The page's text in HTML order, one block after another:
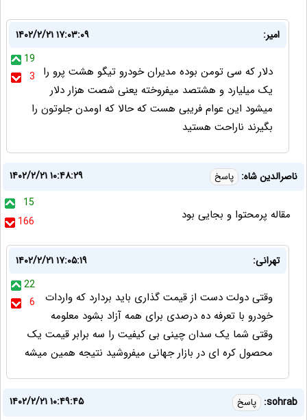
امیر:
۱۴۰۲/۲/۲۱ ۱۷:۰۳:۰۹
19
3
دلار که سی تومن بوده مدیران خودرو تیگو هشت پرو را
یک میلیارد و هشتصد میفروخته یعنی شصت هزار دلار
میشود این عوام فریبی هست که حالا که اومدن جلوتون را
بگیرند ناراحت هستید
ناصرالدین شاه: پاسخ
۱۴۰۲/۲/۲۱ ۱۰:۴۸:۲۹
15
166
مقاله پرمحتوا و بجایی بود
تهرانی:
۱۴۰۲/۲/۲۱ ۱۷:۰۵:۱۹
22
6
وقتی دولت دست از قیمت گذاری باید بردارد که واردات
خودرو با تعرفه ده درصدی برای همه آزاد بشود معلومه
وقتی شما یک سدان چینی بی کیفیت را سه برابر قیمت یک
محصول کره ای در بازار جهانی میفروشید نتیجه همین میشه
sohrab: پاسخ
۱۴۰۲/۲/۲۱ ۱۰:۴۹:۴۵